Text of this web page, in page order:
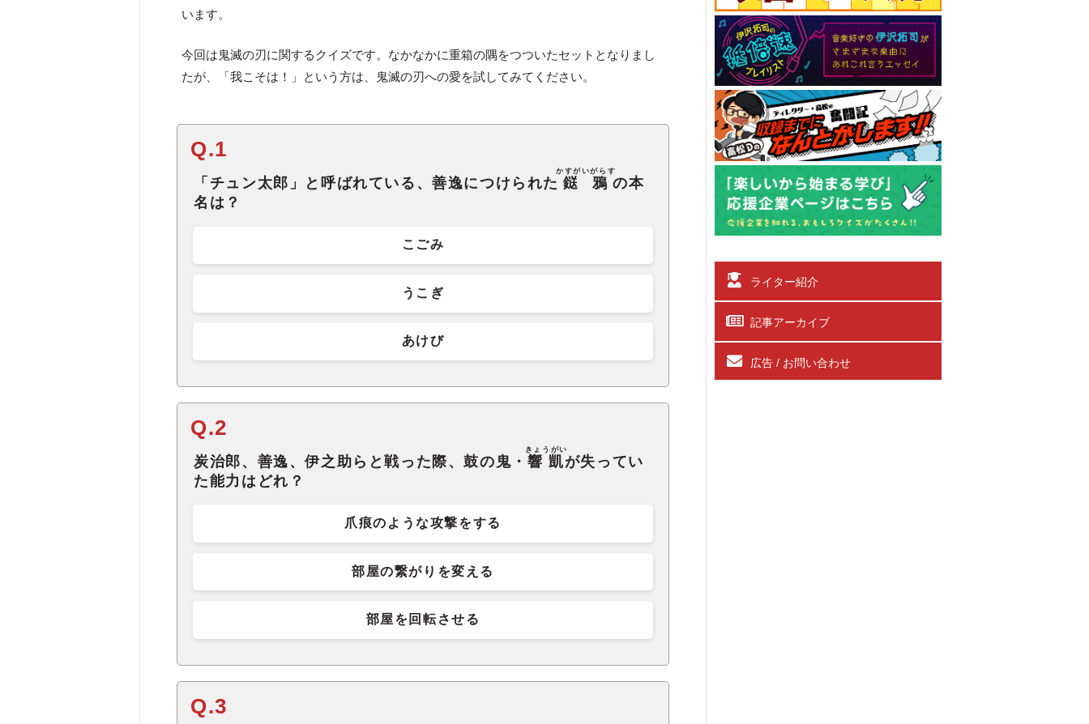
います。
今回は鬼滅の刃に関するクイズです。なかなかに重箱の隅をつついたセットとなりまし
たが、「我こそは！」という方は、鬼滅の刃への愛を試してみてください。
Q.1
「チュン太郎」と呼ばれている、善逸につけられた 鎹鴉
かすがいがらす
の本
名は？
こごみ
うこぎ
あけび
Q.2
炭治郎、善逸、伊之助らと戦った際、鼓の鬼・響凱
きょうがい
が失ってい
た能力はどれ？
爪痕のような攻撃をする
部屋の繋がりを変える
部屋を回転させる
Q.3
ライター紹介
記事アーカイブ
広告 / お問い合わせ